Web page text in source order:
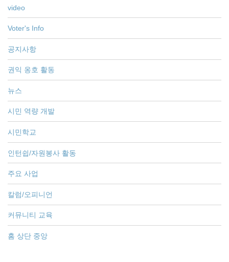
video
Voter's Info
공지사항
권익 옹호 활동
뉴스
시민 역량 개발
시민학교
인턴쉽/자원봉사 활동
주요 사업
칼럼/오피니언
커뮤니티 교육
홈 상단 중앙